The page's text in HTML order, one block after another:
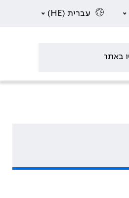
עברית (HE)